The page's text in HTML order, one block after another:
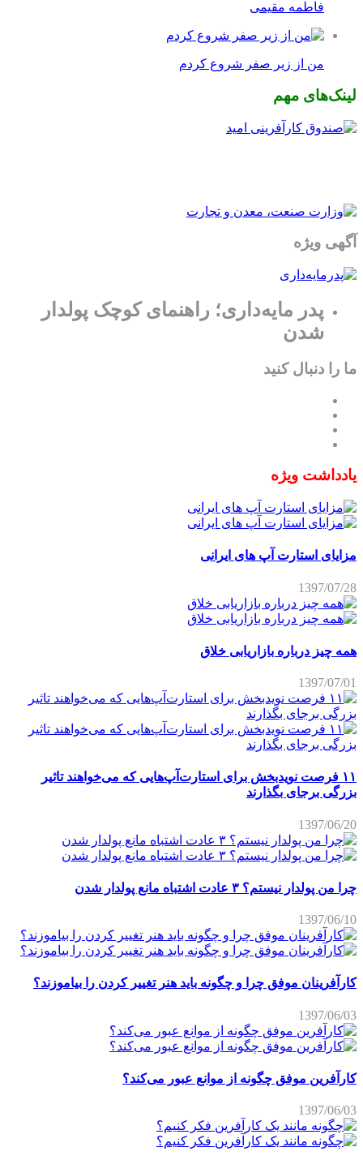
فاطمه مقیمی
من از زیر صفر شروع کردم
لینک‌های مهم
آگهی ویژه
پدر مایه‌داری؛ راهنمای کوچک پولدار
شدن
ما را دنبال کنید
یادداشت ویژه
مزایای استارت آپ های ایرانی
1397/07/28
همه چیز درباره بازاریابی خلاق
1397/07/01
۱۱ فرصت نویدبخش برای استارت‌آپ‌هایی که می‌خواهند تاثیر
بزرگی برجای بگذارند
1397/06/20
چرا من پولدار نیستم؟ ۳ عادت اشتباه مانع پولدار شدن
1397/06/10
کارآفرینان موفق چرا و چگونه باید هنر تغییر کردن را بیاموزند؟
1397/06/03
کارآفرین موفق چگونه از موانع عبور می‌کند؟
1397/06/03